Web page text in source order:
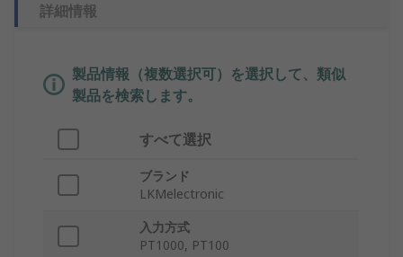
詳細情報
製品情報（複数選択可）を選択して、類似
製品を検索します。
すべて選択
ブランド
LKMelectronic
入力方式
PT1000, PT100